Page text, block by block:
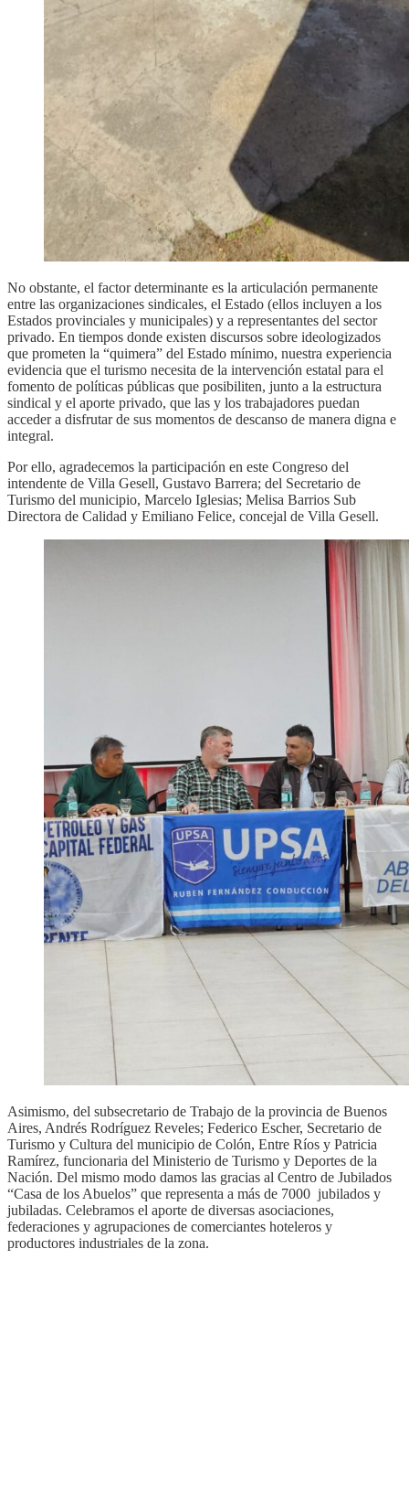
No obstante, el factor determinante es la articulación permanente
entre las organizaciones sindicales, el Estado (ellos incluyen a los
Estados provinciales y municipales) y a representantes del sector
privado. En tiempos donde existen discursos sobre ideologizados
que prometen la “quimera” del Estado mínimo, nuestra experiencia
evidencia que el turismo necesita de la intervención estatal para el
fomento de políticas públicas que posibiliten, junto a la estructura
sindical y el aporte privado, que las y los trabajadores puedan
acceder a disfrutar de sus momentos de descanso de manera digna e
integral.
Por ello, agradecemos la participación en este Congreso del
intendente de Villa Gesell, Gustavo Barrera; del Secretario de
Turismo del municipio, Marcelo Iglesias; Melisa Barrios Sub
Directora de Calidad y Emiliano Felice, concejal de Villa Gesell.
Asimismo, del subsecretario de Trabajo de la provincia de Buenos
Aires, Andrés Rodríguez Reveles; Federico Escher, Secretario de
Turismo y Cultura del municipio de Colón, Entre Ríos y Patricia
Ramírez, funcionaria del Ministerio de Turismo y Deportes de la
Nación. Del mismo modo damos las gracias al Centro de Jubilados
“Casa de los Abuelos” que representa a más de 7000 jubilados y
jubiladas. Celebramos el aporte de diversas asociaciones,
federaciones y agrupaciones de comerciantes hoteleros y
productores industriales de la zona.